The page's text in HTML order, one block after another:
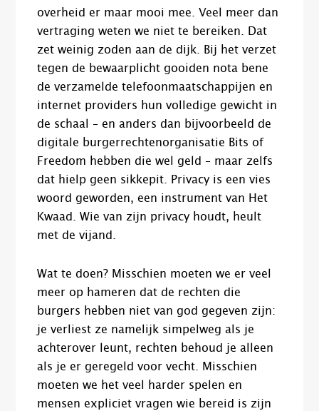
overheid er maar mooi mee. Veel meer dan
vertraging weten we niet te bereiken. Dat
zet weinig zoden aan de dijk. Bij het verzet
tegen de bewaarplicht gooiden nota bene
de verzamelde telefoonmaatschappijen en
internet providers hun volledige gewicht in
de schaal – en anders dan bijvoorbeeld de
digitale burgerrechtenorganisatie Bits of
Freedom hebben die wel geld – maar zelfs
dat hielp geen sikkepit. Privacy is een vies
woord geworden, een instrument van Het
Kwaad. Wie van zijn privacy houdt, heult
met de vijand.
Wat te doen? Misschien moeten we er veel
meer op hameren dat de rechten die
burgers hebben niet van god gegeven zijn:
je verliest ze namelijk simpelweg als je
achterover leunt, rechten behoud je alleen
als je er geregeld voor vecht. Misschien
moeten we het veel harder spelen en
mensen expliciet vragen wie bereid is zijn